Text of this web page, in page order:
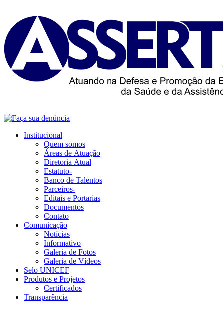
Institucional
Quem somos
Áreas de Atuação
Diretoria Atual
Estatuto-
Banco de Talentos
Parceiros-
Editais e Portarias
Documentos
Contato
Comunicação
Notícias
Informativo
Galeria de Fotos
Galeria de Vídeos
Selo UNICEF
Produtos e Projetos
Certificados
Transparência